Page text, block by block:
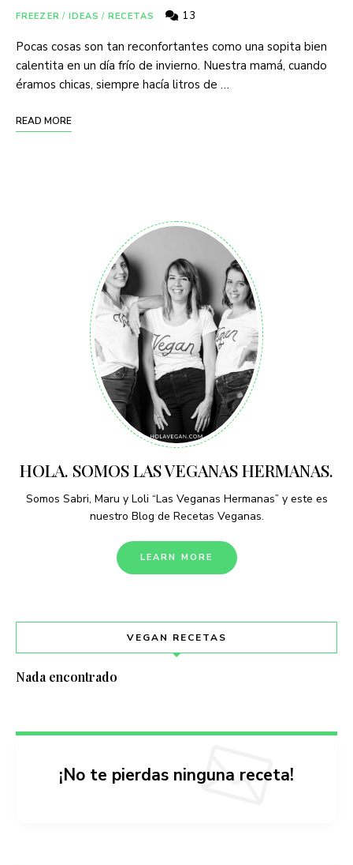
FREEZER / IDEAS / RECETAS 13
Pocas cosas son tan reconfortantes como una sopita bien
calentita en un día frío de invierno. Nuestra mamá, cuando
éramos chicas, siempre hacía litros de …
READ MORE
HOLA. SOMOS LAS VEGANAS HERMANAS.
Somos Sabri, Maru y Loli “Las Veganas Hermanas” y este es
nuestro Blog de Recetas Veganas.
LEARN MORE
VEGAN RECETAS
Nada encontrado
¡No te pierdas ninguna receta!